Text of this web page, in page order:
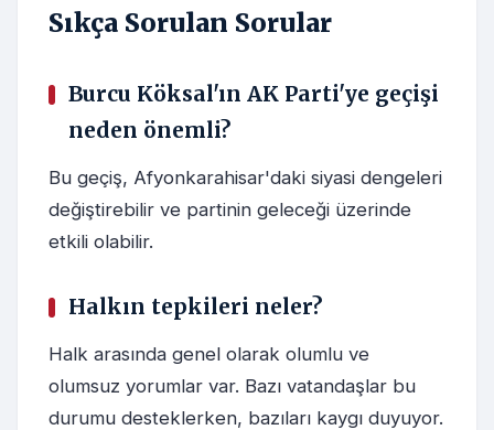
Sıkça Sorulan Sorular
Burcu Köksal'ın AK Parti'ye geçişi
neden önemli?
Bu geçiş, Afyonkarahisar'daki siyasi dengeleri
değiştirebilir ve partinin geleceği üzerinde
etkili olabilir.
Halkın tepkileri neler?
Halk arasında genel olarak olumlu ve
olumsuz yorumlar var. Bazı vatandaşlar bu
durumu desteklerken, bazıları kaygı duyuyor.